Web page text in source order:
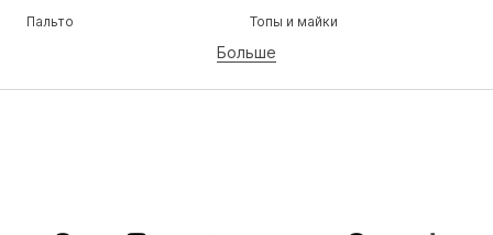
Пальто
Топы и майки
Белье
Юбки
Блузки и туники
Больше